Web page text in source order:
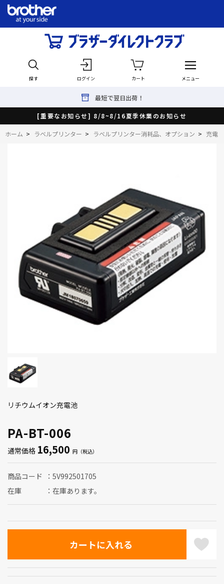
探す ログイン カート メニュー
最短で翌日出荷！
[重要なお知らせ] 8/8~8/16夏季休業のお知らせ
ホーム > ラベルプリンター > ラベルプリンター消耗品、オプション > 充電
PA-BT-006
リチウムイオン充電池
通常価格 16,500
商品コード
5V992501705
在庫
在庫あります。